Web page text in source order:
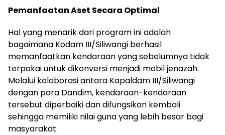
Pemanfaatan Aset Secara Optimal
Hal yang menarik dari program ini adalah
bagaimana Kodam III/Siliwangi berhasil
memanfaatkan kendaraan yang sebelumnya tidak
terpakai untuk dikonversi menjadi mobil jenazah.
Melalui kolaborasi antara Kapaldam III/Siliwangi
dengan para Dandim, kendaraan-kendaraan
tersebut diperbaiki dan difungsikan kembali
sehingga memiliki nilai guna yang lebih besar bagi
masyarakat.